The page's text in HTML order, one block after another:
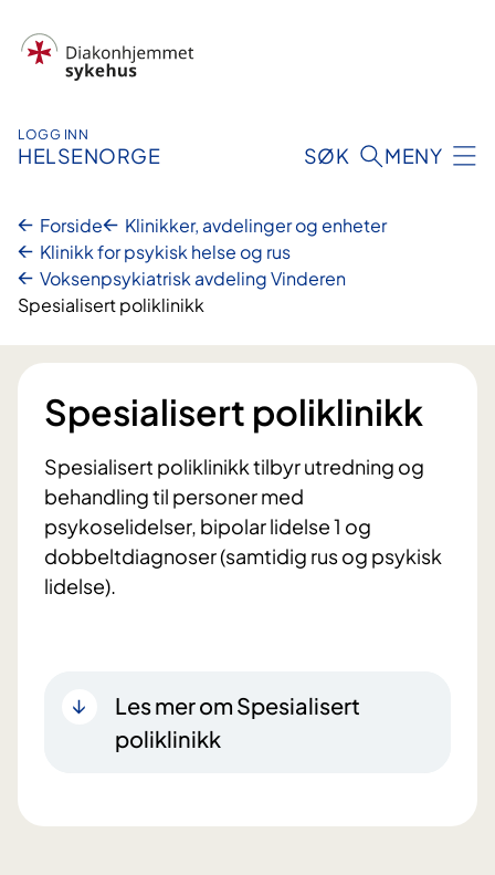
innhold
LOGG INN
HELSENORGE SØK MENY
Forside
Klinikker, avdelinger og enheter
Klinikk for psykisk helse og rus
Voksenpsykiatrisk avdeling Vinderen
Spesialisert poliklinikk
Spesialisert poliklinikk
Spesialisert poliklinikk tilbyr utredning og
behandling til personer med
psykoselidelser, bipolar lidelse 1 og
dobbeltdiagnoser (samtidig rus og psykisk
lidelse).
Les mer om Spesialisert
poliklinikk